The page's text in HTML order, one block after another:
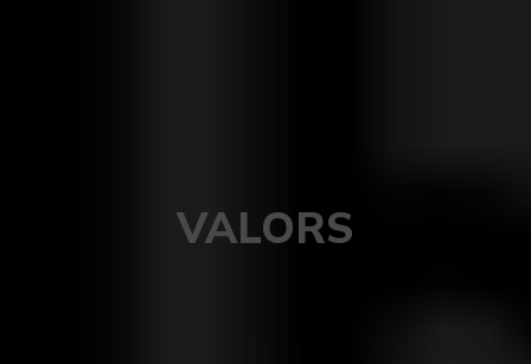
VALORS